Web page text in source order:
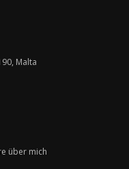
Malta
über mich